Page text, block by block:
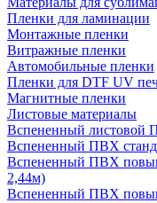
Пленки для ламинации
Монтажные пленки
Витражные пленки
Автомобильные пленки
Пленки для DTF UV
Магнитные пленки
Листовые материалы
Вспененный листовой
Вспененный ПВХ
Вспененный ПВХ
2,44м)
Вспененный ПВХ